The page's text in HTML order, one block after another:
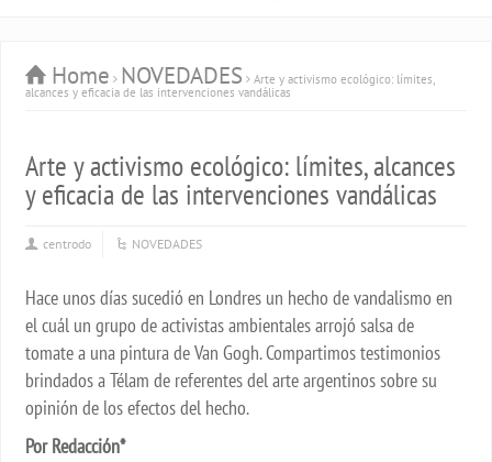
Home NOVEDADES
Arte y activismo ecológico: límites,
alcances y eficacia de las intervenciones vandálicas
Arte y activismo ecológico: límites, alcances
y eficacia de las intervenciones vandálicas
centrodo NOVEDADES
Hace unos días sucedió en Londres un hecho de vandalismo en
el cuál un grupo de activistas ambientales arrojó salsa de
tomate a una pintura de Van Gogh. Compartimos testimonios
brindados a Télam de referentes del arte argentinos sobre su
opinión de los efectos del hecho.
Por Redacción*